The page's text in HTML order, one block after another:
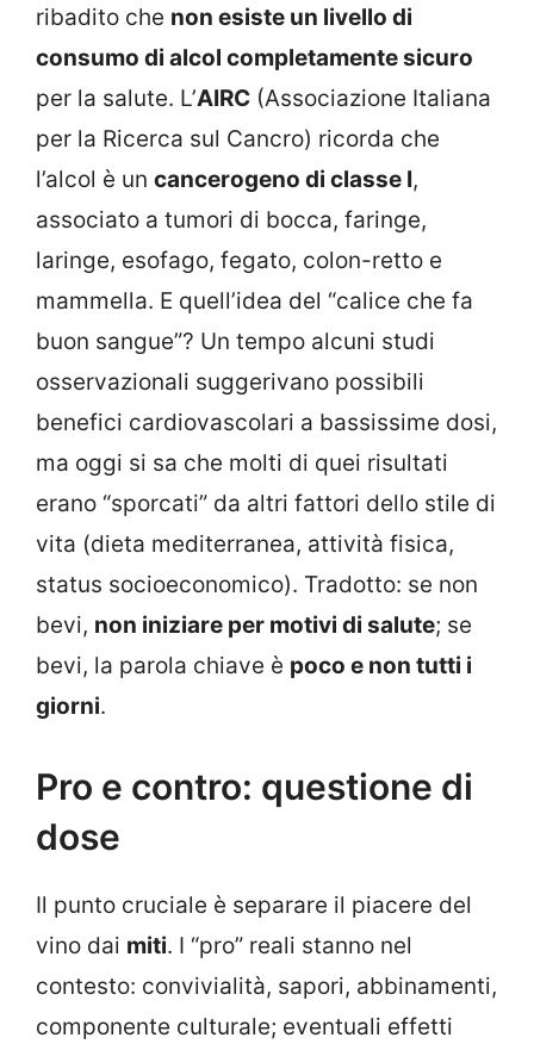
ribadito che non esiste un livello di
consumo di alcol completamente sicuro
per la salute. L’AIRC (Associazione Italiana
per la Ricerca sul Cancro) ricorda che
l’alcol è un cancerogeno di classe I,
associato a tumori di bocca, faringe,
laringe, esofago, fegato, colon-retto e
mammella. E quell’idea del “calice che fa
buon sangue”? Un tempo alcuni studi
osservazionali suggerivano possibili
benefici cardiovascolari a bassissime dosi,
ma oggi si sa che molti di quei risultati
erano “sporcati” da altri fattori dello stile di
vita (dieta mediterranea, attività fisica,
status socioeconomico). Tradotto: se non
bevi, non iniziare per motivi di salute; se
bevi, la parola chiave è poco e non tutti i
giorni.
Pro e contro: questione di
dose
Il punto cruciale è separare il piacere del
vino dai miti. I “pro” reali stanno nel
contesto: convivialità, sapori, abbinamenti,
componente culturale; eventuali effetti